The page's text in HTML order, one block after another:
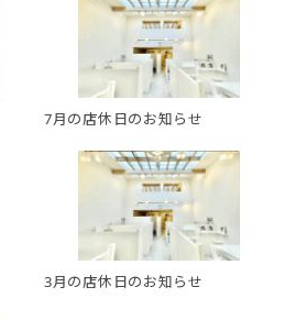
7月の店休日のお知らせ
3月の店休日のお知らせ